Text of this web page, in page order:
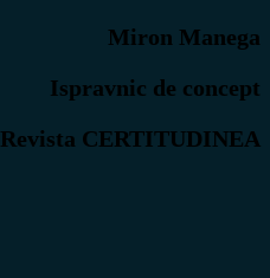
Miron Manega
Ispravnic de concept
Revista CERTITUDINEA